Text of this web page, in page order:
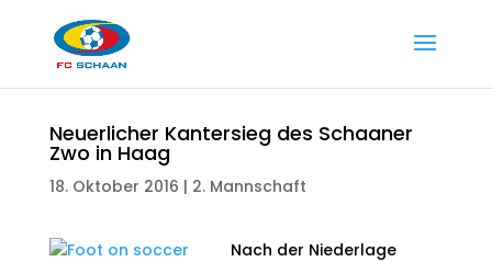
Neuerlicher Kantersieg des Schaaner
Zwo in Haag
18. Oktober 2016 | 2. Mannschaft
Nach der Niederlage